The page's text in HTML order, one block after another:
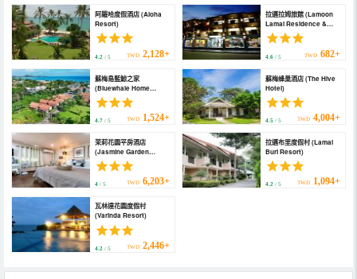
阿羅哈度假酒店 (Aloha
Resort)
4.2 / 5 TWD 2,128+
拉邁拉姆旅館 (Lamoon
Lamai Residence &
Guesthouse)
4.6/ 5 TWD 682+
蘇梅島藍鯨之家
(Bluewhale Home
Samui)
4.7 / 5 TWD 1,524+
蘇梅蜂巢酒店 (The Hive
Hotel)
4.5/ 5 TWD 4,004+
茉莉花園平房酒店
(Jasmine Garden
Bungalow)
4 / 5 TWD 6,203+
拉邁布里度假村 (Lamai
Buri Resort)
4.2/ 5 TWD 1,094+
瓦林達花園度假村
(Varinda Resort)
4.2 / 5 TWD 2,446+